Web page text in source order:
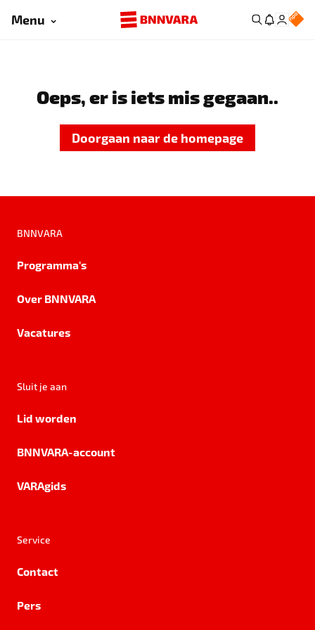
Menu
Oeps, er is iets mis gegaan..
Doorgaan naar de homepage
BNNVARA
Programma's
Over BNNVARA
Vacatures
Sluit je aan
Lid worden
BNNVARA-account
VARAgids
Service
Contact
Pers